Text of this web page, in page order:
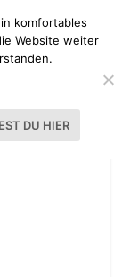
komfortables
Website weiter
DU HIER